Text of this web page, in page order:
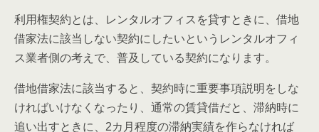
利用権契約とは、レンタルオフィスを貸すときに、借地
借家法に該当しない契約にしたいというレンタルオフィ
ス業者側の考えで、普及している契約になります。
借地借家法に該当すると、契約時に重要事項説明をしな
ければいけなくなったり、通常の賃貸借だと、滞納時に
追い出すときに、2カ月程度の滞納実績を作らなければ